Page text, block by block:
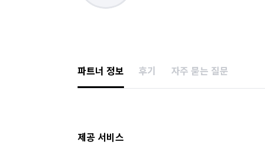
파트너 정보 후기 자주 묻는 질문
제공 서비스